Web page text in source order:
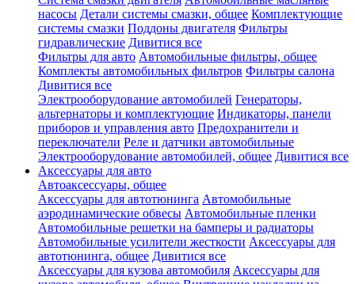
насосы Детали системы смазки, общее Комплектующие
системы смазки Поддоны двигателя Фильтры
гидравлические Дивитися все
Фильтры для авто Автомобильные фильтры, общее
Комплекты автомобильных фильтров Фильтры салона
Дивитися все
Электрооборудование автомобилей Генераторы,
альтернаторы и комплектующие Индикаторы, панели
приборов и управления авто Предохранители и
переключатели Реле и датчики автомобильные
Электрооборудование автомобилей, общее Дивитися все
Аксессуары для авто
Автоаксессуары, общее
Аксессуары для автотюнинга Автомобильные
аэродинамические обвесы Автомобильные пленки
Автомобильные решетки на бамперы и радиаторы
Автомобильные усилители жесткости Аксессуары для
автотюнинга, общее Дивитися все
Аксессуары для кузова автомобиля Аксессуары для